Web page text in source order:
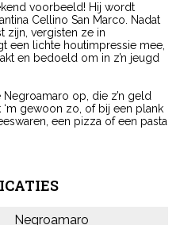
voorbeeld! Hij wordt
Cellino San Marco. Nadat
zijn, vergisten ze in
een lichte houtimpressie mee,
en bedoeld om in z’n jeugd
op, die z’n geld
gewoon zo, of bij een plank
een pizza of een pasta
Negroamaro